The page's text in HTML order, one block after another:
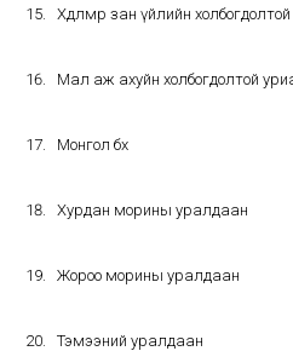
Хөдөлмөр зан үйлийн
Мал аж ахуйн холбогдолтой
Монгол бөх
Хурдан морины уралдаан
Жороо морины уралдаан
Тэмээний уралдаан